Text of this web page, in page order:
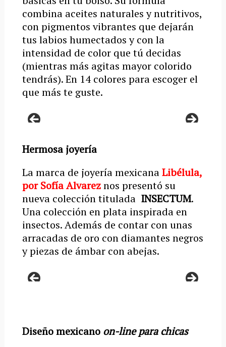
combina aceites naturales y nutritivos,
con pigmentos vibrantes que dejarán
tus labios humectados y con la
intensidad de color que tú decidas
(mientras más agitas mayor colorido
tendrás). En 14 colores para escoger el
que más te guste.
Hermosa joyería
La marca de joyería mexicanaLibélula,
por Sofía Alvareznos presentó su
nueva colección titulada INSECTUM.
Una colección en plata inspirada en
insectos. Además de contar con unas
arracadas de oro con diamantes negros
y piezas de ámbar con abejas.
Diseño mexicano on-line para chicas